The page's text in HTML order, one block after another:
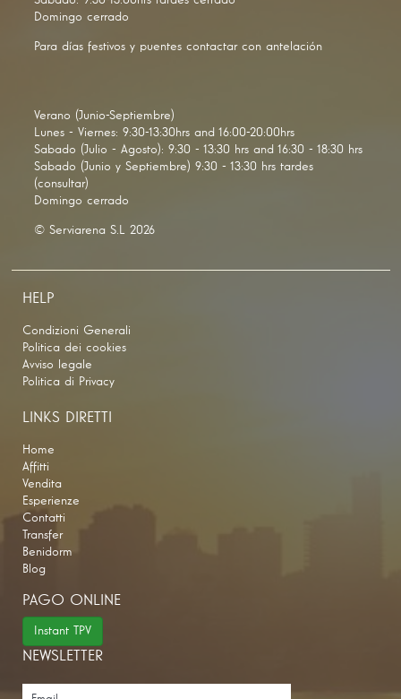
Domingo cerrado
Para días festivos y puentes contactar con antelación
Verano (Junio-Septiembre)
Lunes - Viernes: 9:30-13:30hrs and 16:00-20:00hrs
Sabado (Julio - Agosto): 9:30 - 13:30 hrs and 16:30 - 18:30 hrs
Sabado (Junio y Septiembre) 9:30 - 13:30 hrs tardes
(consultar)
Domingo cerrado
© Serviarena S.L 2026
HELP
Condizioni Generali
Politica dei cookies
Avviso legale
Politica di Privacy
LINKS DIRETTI
Home
Affitti
Vendita
Esperienze
Contatti
Transfer
Benidorm
Blog
PAGO ONLINE
Instant TPV
NEWSLETTER